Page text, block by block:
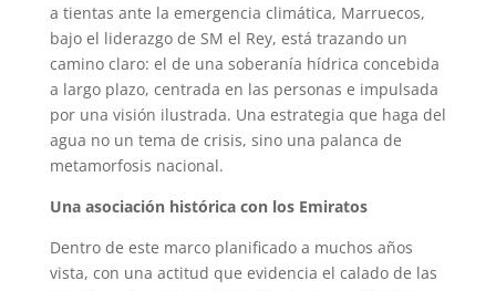
a tientas ante la emergencia climática, Marruecos,
bajo el liderazgo de SM el Rey, está trazando un
camino claro: el de una soberanía hídrica concebida
a largo plazo, centrada en las personas e impulsada
por una visión ilustrada. Una estrategia que haga del
agua no un tema de crisis, sino una palanca de
metamorfosis nacional.
Una asociación histórica con los Emiratos
Dentro de este marco planificado a muchos años
vista, con una actitud que evidencia el calado de las